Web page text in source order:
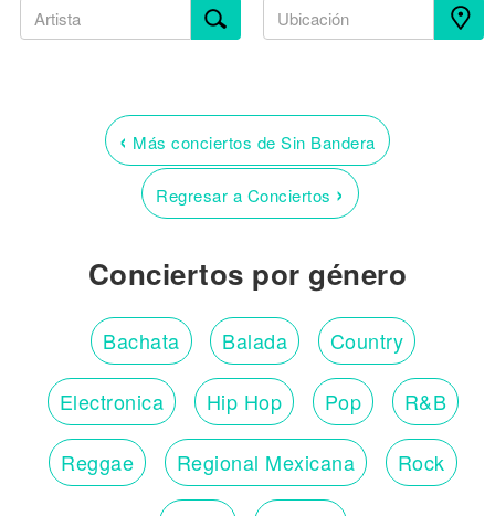
‹ Más conciertos de Sin Bandera
Regresar a Conciertos ›
Conciertos por género
Bachata Balada Country
Electronica Hip Hop Pop R&B
Reggae Regional Mexicana Rock